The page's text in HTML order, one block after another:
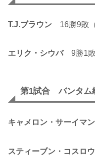
T.J.ブラウン 16勝9敗
エリク・シウバ9勝1敗
第1試合 バンタ
キャメロン・サーイマン
スティーブン・コスロウ